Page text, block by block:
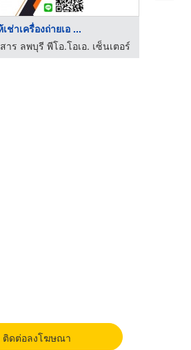
เช่าเครื่องถ่ายเอ ...
าร ลพบุรี พีโอ.โอเอ. เซ็นเตอร์
ติดต่อลงโฆษณา